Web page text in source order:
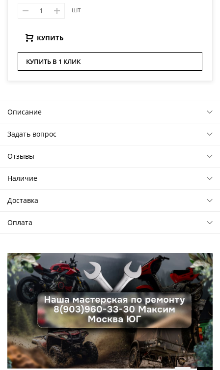
шт
КУПИТЬ
КУПИТЬ В 1 КЛИК
Описание
Задать вопрос
Отзывы
Наличие
Доставка
Оплата